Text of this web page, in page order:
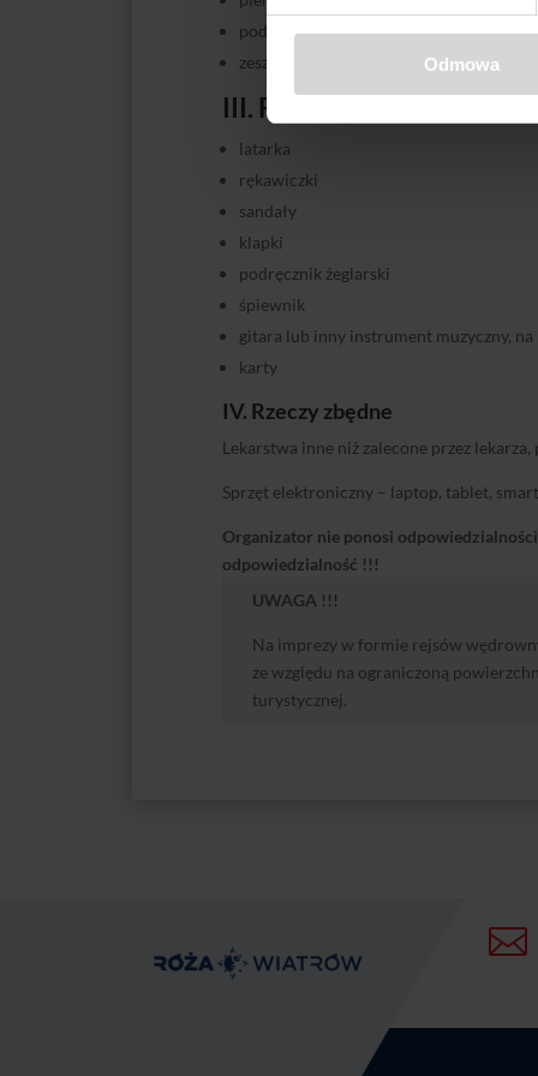
Odmowa
podręcznik żeglarski lub motorowodny
zeszyt, długopis
III. Rzeczy niekonieczne
latarka
rękawiczki
sandały
klapki
podręcznik żeglarski
śpiewnik
gitara lub inny instrument muzyczny, na
karty
IV. Rzeczy zbędne
Lekarstwa inne niż zalecone przez
Sprzęt elektroniczny – laptop, tablet,
Organizator nie ponosi
odpowiedzialność !!!
UWAGA !!!
Na imprezy w formie rejsów
ze względu na ograniczoną
turystycznej.
